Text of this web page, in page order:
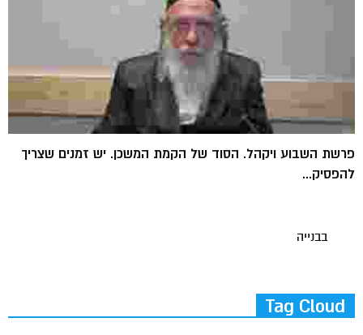
פרשת השבוע ויקהל. הסוד של הקמת המשכן. יש זמנים שצריך
להפסיק...
בבנייה
Tag Cloud